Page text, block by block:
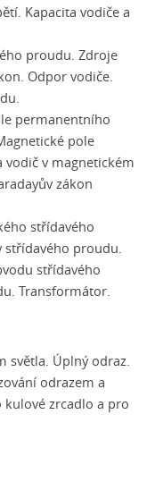
Kapacita vodiče a
proudu. Zdroje
Odpor vodiče.
permanentního
pole
vodič v magnetickém
zákon
střídavého
střídavého proudu.
střídavého
Transformátor.
světla. Úplný odraz.
odrazem a
zrcadlo a pro